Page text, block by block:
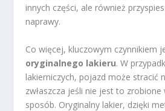
innych części, ale również
naprawy.
Co więcej, kluczowym czynnikiem
oryginalnego lakieru. W
lakierniczych, pojazd może stracić
zwłaszcza jeśli nie jest to
sposób. Oryginalny lakier, dzięki